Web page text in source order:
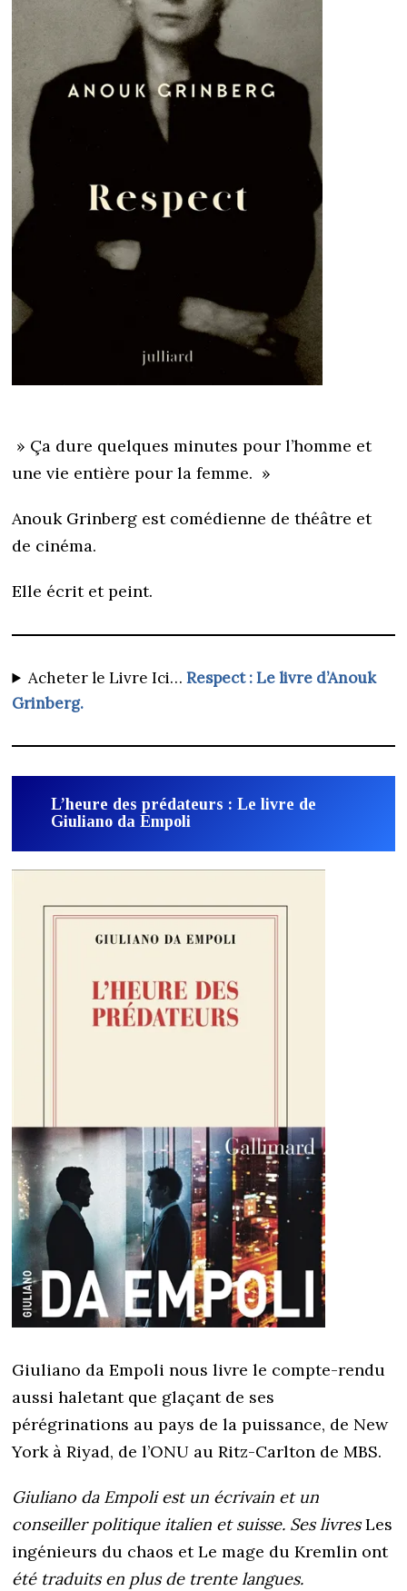
» Ça dure quelques minutes pour l’homme et
une vie entière pour la femme. »
Anouk Grinberg est comédienne de théâtre et
de cinéma.
Elle écrit et peint.
Acheter le Livre Ici…Respect : Le livre d’Anouk
Grinberg.
L’heure des prédateurs : Le livre de
Giuliano da Empoli
Giuliano da Empoli nous livre le compte-rendu
aussi haletant que glaçant de ses
pérégrinations au pays de la puissance, de New
York à Riyad, de l’ONU au Ritz-Carlton de MBS.
Giuliano da Empoli est un écrivain et un
conseiller politique italien et suisse. Ses livresLes
ingénieurs du chaos et Le mage du Kremlin ont
été traduits en plus de trente langues.